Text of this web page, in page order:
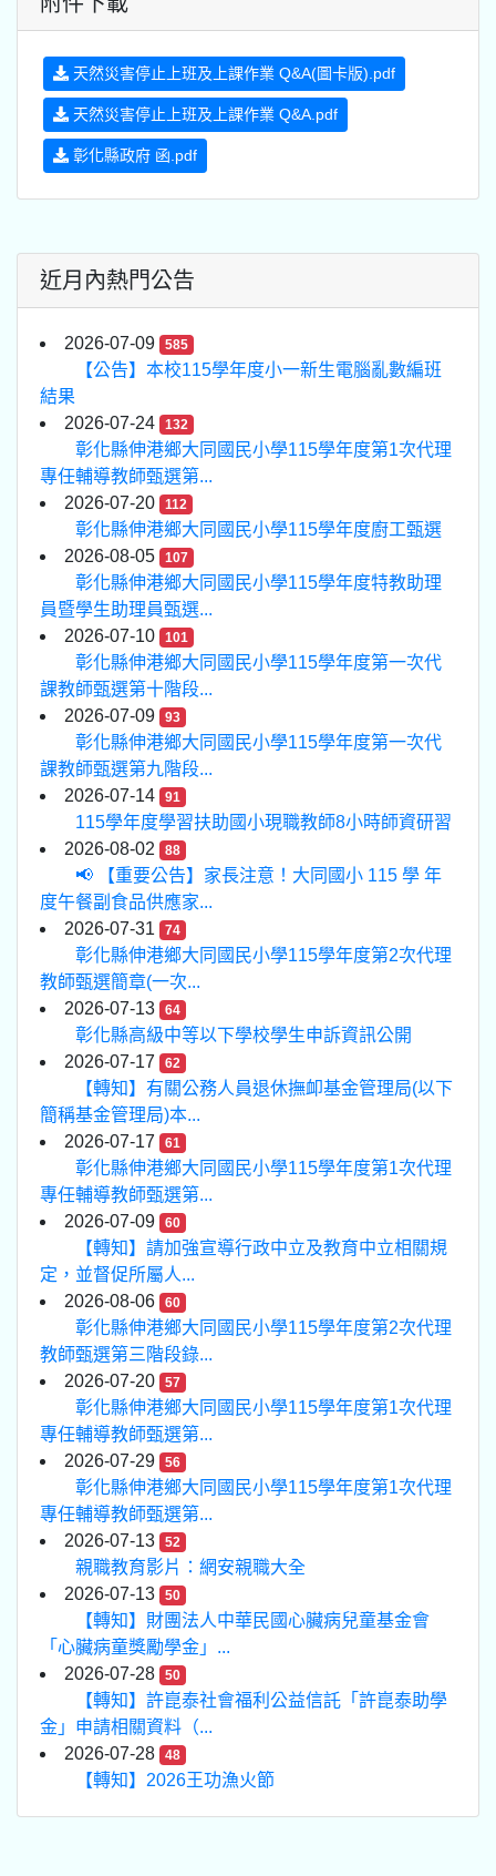
天然災害停止上班及上課作業 Q&A(圖卡版).pdf
天然災害停止上班及上課作業 Q&A.pdf
彰化縣政府 函.pdf
近月內熱門公告
2026-07-09 585
【公告】本校115學年度小一新生電腦亂數編班
結果
2026-07-24
132
彰化縣伸港鄉大同國民小學115學年度第1次代理
專任輔導教師甄選第...
2026-07-20
112
彰化縣伸港鄉大同國民小學115學年度廚工甄選
2026-08-05
107
彰化縣伸港鄉大同國民小學115學年度特教助理
員暨學生助理員甄選...
2026-07-10
101
彰化縣伸港鄉大同國民小學115學年度第一次代
課教師甄選第十階段...
2026-07-09
93
彰化縣伸港鄉大同國民小學115學年度第一次代
課教師甄選第九階段...
2026-07-14
91
115學年度學習扶助國小現職教師8小時師資研習
2026-08-02
88
📢 【重要公告】家長注意！大同國小 115 學 年
度午餐副食品供應家...
2026-07-31
74
彰化縣伸港鄉大同國民小學115學年度第2次代理
教師甄選簡章(一次...
2026-07-13
64
彰化縣高級中等以下學校學生申訴資訊公開
2026-07-17
62
【轉知】有關公務人員退休撫卹基金管理局(以下
簡稱基金管理局)本...
2026-07-17
61
彰化縣伸港鄉大同國民小學115學年度第1次代理
專任輔導教師甄選第...
2026-07-09
60
【轉知】請加強宣導行政中立及教育中立相關規
定，並督促所屬人...
2026-08-06
60
彰化縣伸港鄉大同國民小學115學年度第2次代理
教師甄選第三階段錄...
2026-07-20
57
彰化縣伸港鄉大同國民小學115學年度第1次代理
專任輔導教師甄選第...
2026-07-29
56
彰化縣伸港鄉大同國民小學115學年度第1次代理
專任輔導教師甄選第...
2026-07-13
52
親職教育影片：網安親職大全
2026-07-13
50
【轉知】財團法人中華民國心臟病兒童基金會
「心臟病童獎勵學金」...
2026-07-28
50
【轉知】許崑泰社會福利公益信託「許崑泰助學
金」申請相關資料（...
2026-07-28
48
【轉知】2026王功漁火節